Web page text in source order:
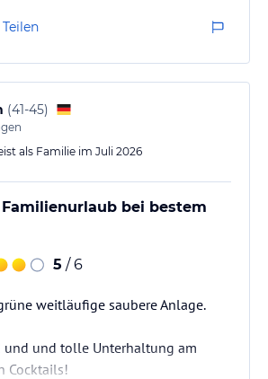
Teilen
(41-45)
als Familie im Juli 2026
bei bestem
5 / 6
weitläufige saubere Anlage.
und und tolle Unterhaltung am
Cocktails!